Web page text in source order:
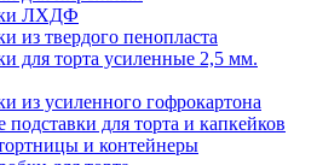
ЛХДФ
из твердого пенопласта
для торта усиленные 2,5 мм.
из усиленного гофрокартона
для торта и капкейков
и контейнеры